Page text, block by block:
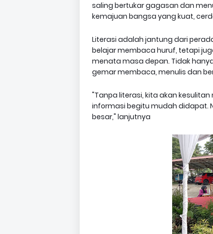
saling bertukar gagasan dan
kemajuan bangsa yang kuat,
Literasi adalah jantung dari
belajar membaca huruf, tetapi
menata masa depan. Tidak
gemar membaca, menulis dan
"Tanpa literasi, kita akan
informasi begitu mudah didapat.
besar," lanjutnya